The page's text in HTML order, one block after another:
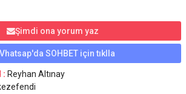
Şimdi ona yorum yaz
SOHBET için tıklla
: Reyhan Altınay